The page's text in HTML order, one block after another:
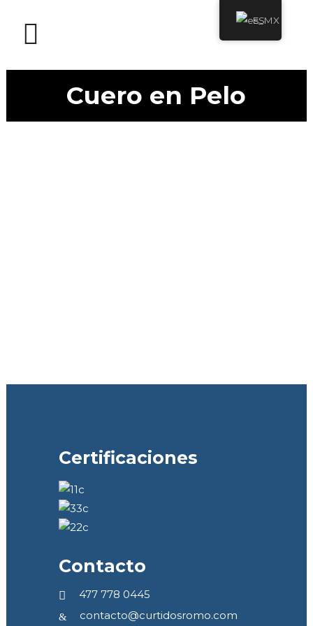
Cuero en Pelo
Certificaciones
Contacto
477 778 0445
contacto@curtidosromo.com
ES